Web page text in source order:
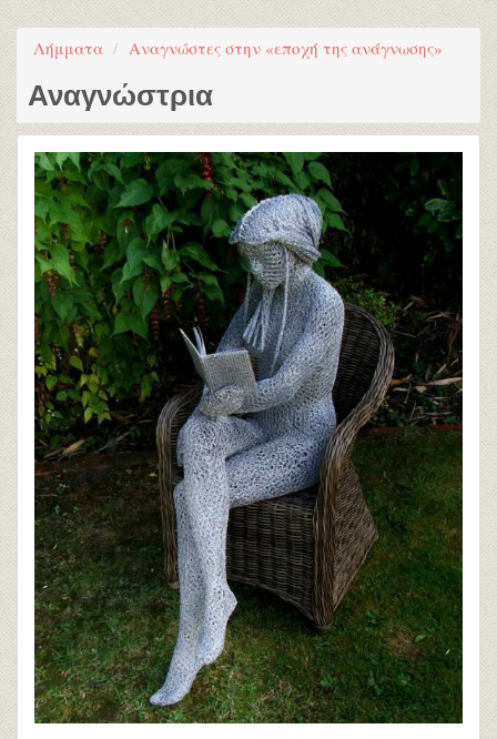
Λήμματα Αναγνώστες στην «εποχή της ανάγνωσης»
Αναγνώστρια